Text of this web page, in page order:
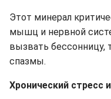
Этот минерал
мышц и нервной
вызвать
спазмы.
Хронический стресс